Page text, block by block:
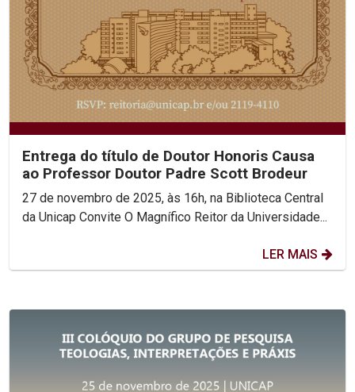
Entrega do título de Doutor Honoris Causa
ao Professor Doutor Padre Scott Brodeur
27 de novembro de 2025, às 16h, na Biblioteca Central
da Unicap Convite O Magnífico Reitor da Universidade...
LER MAIS